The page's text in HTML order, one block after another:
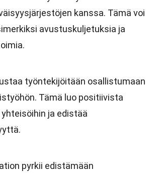
kanssa. Tämä voi
avustuskuljetuksia ja
työntekijöitään osallistumaan
Tämä luo positiivista
ja edistää
pyrkii edistämään